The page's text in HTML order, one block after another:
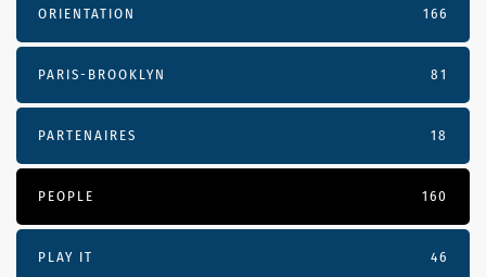
ORIENTATION 166
PARIS-BROOKLYN 81
PARTENAIRES 18
PEOPLE 160
PLAY IT 46